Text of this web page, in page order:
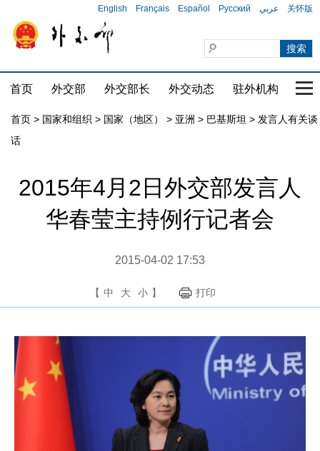
English Français Español Русский عربي 关怀版
首页 外交部 外交部长 外交动态 驻外机构 国
首页 > 国家和组织 > 国家（地区） > 亚洲 > 巴基斯坦 > 发言人有关谈
话
2015年4月2日外交部发言人
华春莹主持例行记者会
2015-04-02 17:53
【 中 大 小 】 打印